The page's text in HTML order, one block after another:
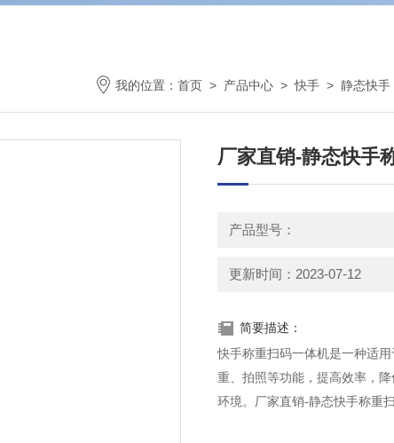
我的位置： 首页 > 产品中心 >快手 > 静态快手
厂家直销-静态快手
产品型号：
更新时间：2023-07-12
简要描述：
快手称重扫码一体机是一种适
重、拍照等功能，提高效率，
环境。厂家直销-静态快手称重